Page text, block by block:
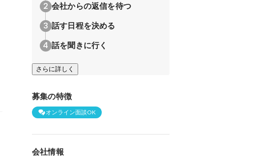
会社からの返信を待つ
話す日程を決める
話を聞きに行く
さらに詳しく
募集の特徴
オンライン面談OK
会社情報